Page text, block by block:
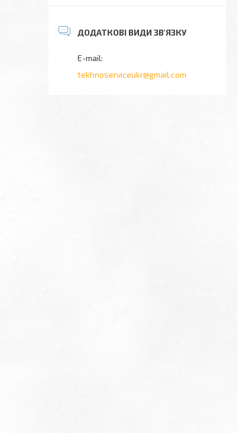
tekhnoserviceukr@gmail.com